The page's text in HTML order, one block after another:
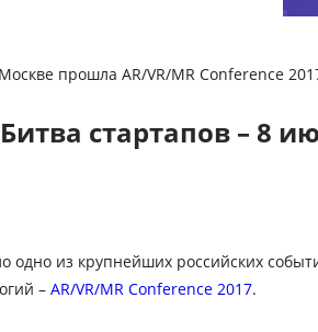
прошла AR/VR/MR Conference
стартапов – 8
из крупнейших российских
– AR/VR/MR Conference 2017.